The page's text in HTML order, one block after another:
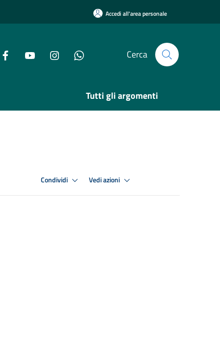
Accedi all'area personale
Cerca
Tutti gli argomenti
Condividi Vedi azioni